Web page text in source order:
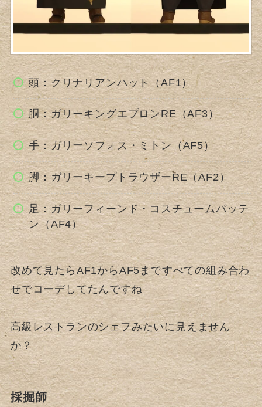
頭：クリナリアンハット（AF1）
胴：ガリーキングエプロンRE（AF3）
手：ガリーソフォス・ミトン（AF5）
脚：ガリーキープトラウザーRE（AF2）
足：ガリーフィーンド・コスチュームパッテ
ン（AF4）
改めて見たらAF1からAF5まですべての組み合わ
せでコーデしてたんですね
高級レストランのシェフみたいに見えません
か？
採掘師